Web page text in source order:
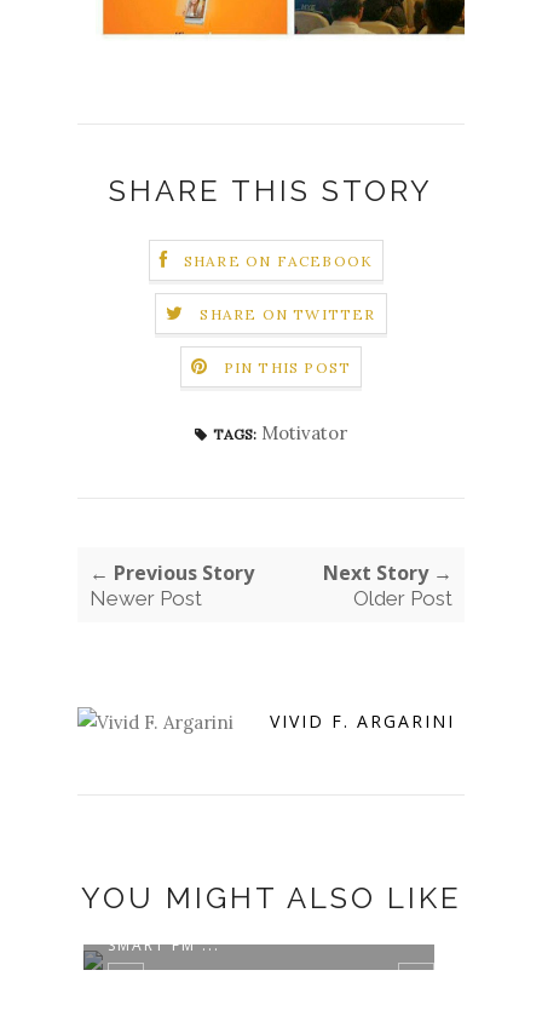
SHARE THIS STORY
SHARE ON FACEBOOK
SHARE ON TWITTER
PIN THIS POST
TAGS: Motivator
← Previous Story
Newer Post
Next Story →
Older Post
VIVID F. ARGARINI
YOU MIGHT ALSO LIKE
SMART FM ...